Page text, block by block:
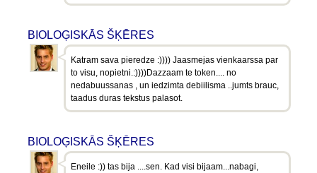
BIOLOĢISKĀS ŠĶĒRES
Katram sava pieredze :)))) Jaasmejas vienkaarssa par
to visu, nopietni.:))))Dazzaam te token.... no
nedabuussanas , un iedzimta debiilisma ..jumts brauc,
taadus duras tekstus palasot.
BIOLOĢISKĀS ŠĶĒRES
Eneile :)) tas bija ....sen. Kad visi bijaam...nabagi,